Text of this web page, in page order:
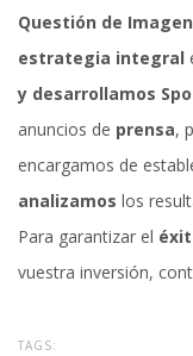
Questión de
estrategia integral
y desarrollamos
anuncios de prensa,
encargamos de
analizamos los
Para garantizar el
vuestra inversión,
TAGS: